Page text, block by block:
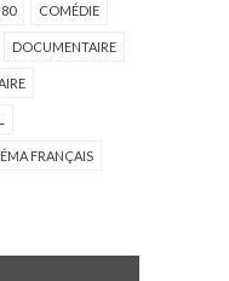
80 COMÉDIE
DOCUMENTAIRE
FRANÇAIS